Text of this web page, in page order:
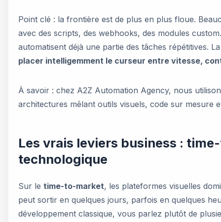
Point clé : la frontière est de plus en plus floue.
avec des scripts, des webhooks, des modules
automatisent déjà une partie des tâches répétitives.
placer intelligemment le curseur entre vitesse,
À savoir : chez A2Z Automation Agency, nous
architectures mêlant outils visuels, code sur mesure
Les vrais leviers business :
technologique
Sur le time-to-market, les plateformes visuelles
peut sortir en quelques jours, parfois en quelques
développement classique, vous parlez plutôt de